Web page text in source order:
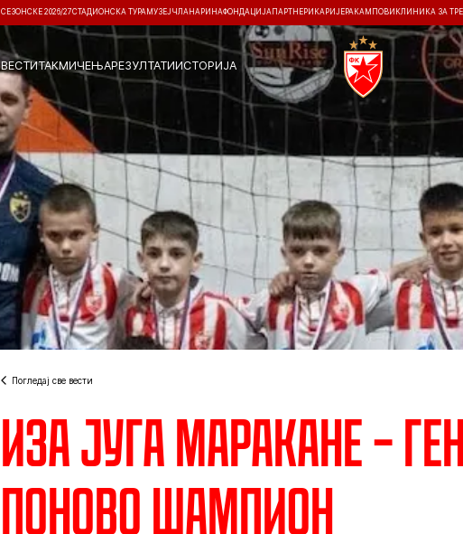
СЕЗОНСКЕ 2026/27СТАДИОНСКА ТУРА МУЗЕЈ ЧЛАНАРИНАФОНДАЦИЈА ПАРТНЕРИ КАРИЈЕРА КАМПОВИ КЛИНИКА ЗА
ВЕСТИТАКМИЧЕЊАРЕЗУЛТАТИИСТОРИЈА
Погледај све вести
Иза југа Маракане –
поново шампион